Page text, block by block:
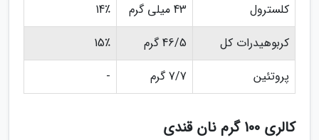
کلسترول
43 میلی گرم
14٪
کربوهیدرات کل
46/5 گرم
15٪
پروتئین
7/7 گرم -
کالری 100 گرم نان قندی